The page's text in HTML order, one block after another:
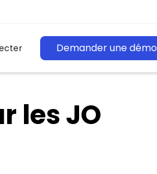
Demander une démo
les JO